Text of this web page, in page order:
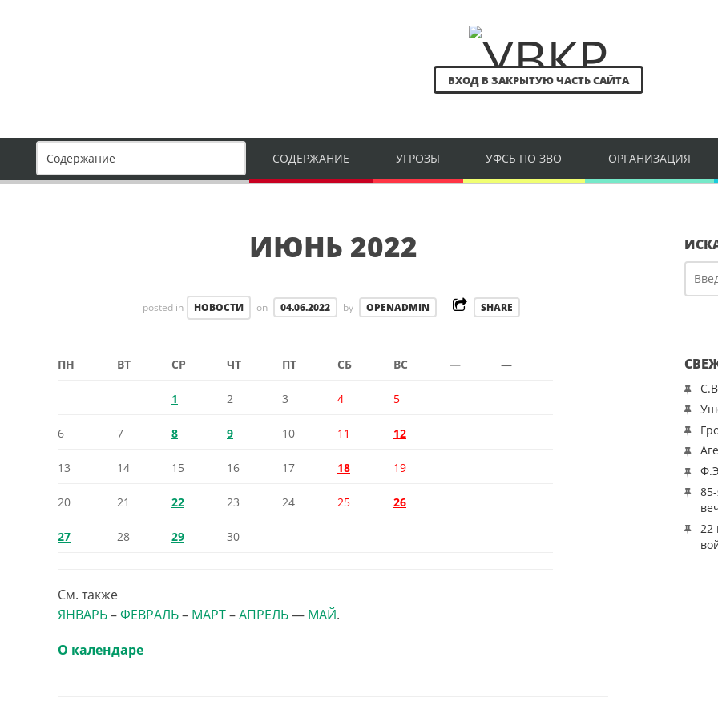
ВХОД В ЗАКРЫТУЮ ЧАСТЬ САЙТА
СОДЕРЖАНИЕ УГРОЗЫ УФСБ ПО ЗВО ОРГАНИЗАЦИЯ
ИЮНЬ 2022
posted in НОВОСТИ on 04.06.2022 by OPENADMIN SHARE
ПН ВТ СР ЧТ ПТ СБ ВС — —
1 2 3 4 5
6 7 8 9 10 11 12
13 14 15 16 17 18 19
20 21 22 23 24 25 26
27 28 29 30
См. также
ЯНВАРЬ–ФЕВРАЛЬ– МАРТ–АПРЕЛЬ— МАЙ.
О календаре
22